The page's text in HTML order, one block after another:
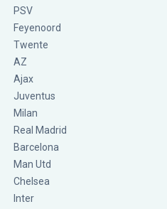
PSV
Feyenoord
Twente
AZ
Ajax
Juventus
Milan
Real Madrid
Barcelona
Man Utd
Chelsea
Inter